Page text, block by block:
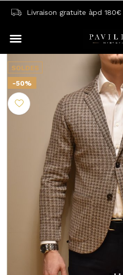
Livraison gratuite àpd 180€
SOLDES
-50%